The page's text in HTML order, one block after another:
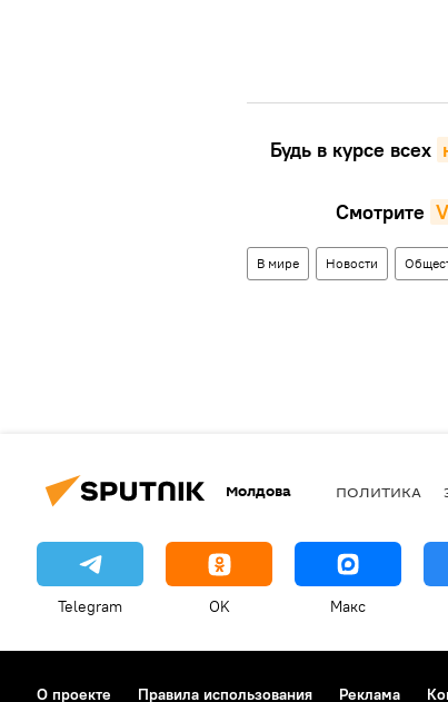
Будь в курсе всех
Смотрите
В мире Новости
Молдова ПОЛИТИКА
Telegram OK Макс
О проекте Правила использования Реклама